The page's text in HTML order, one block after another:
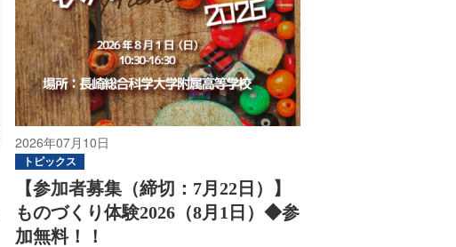
2026年07月10日
トピックス
【参加者募集（締切：7月22日）】
ものづくり体験2026（8月1日）◆参
加無料！！